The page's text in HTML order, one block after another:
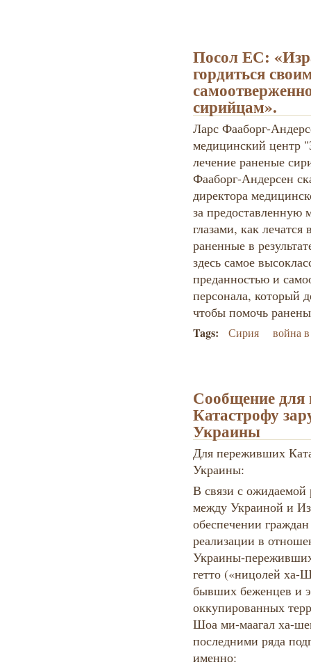
Посол ЕС:
гордиться
сирийцам».
Ларс Фааборг-
медицинский центр
лечение раненые
Фааборг-Андерсен
директора
за предоставленную
глазами, как
раненные в
здесь самое
преданностью и
персонала, который
чтобы помочь
Tags: Сирия война
Сообщение
Катастрофу
Украины
Для переживших
Украины:
В связи с
между Украиной и
обеспечении
реализации в
Украины-
гетто («ницолей
бывших беженцев и
оккупированных
Шоа ми-маагал ха-
последними ряда
именно: